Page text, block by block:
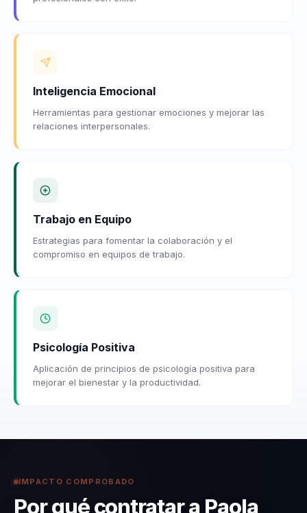
Inteligencia Emocional
Herramientas para gestionar emociones y mejorar las
relaciones interpersonales.
Trabajo en Equipo
Estrategias para fomentar la colaboración y el
compromiso en equipos de trabajo.
Psicología Positiva
Aplicación de principios de psicología positiva para
mejorar el bienestar y la productividad.
IMPACTO COMPROBADO
Por qué contratar a Paola